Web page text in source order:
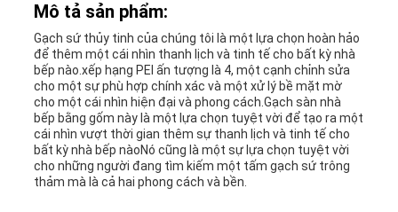
WEB
CHÍNH
SÁCH
BẢO
MẬT
Mô tả sản phẩm:
Gạch sứ thủy tinh của chúng tôi là một lựa chọn hoàn hảo
để thêm một cái nhìn thanh lịch và tinh tế cho bất kỳ nhà
bếp nào.xếp hạng PEI ấn tượng là 4, một cạnh chỉnh sửa
cho một sự phù hợp chính xác và một xử lý bề mặt mờ
cho một cái nhìn hiện đại và phong cách.Gạch sàn nhà
bếp bằng gốm này là một lựa chọn tuyệt vời để tạo ra một
cái nhìn vượt thời gian thêm sự thanh lịch và tinh tế cho
bất kỳ nhà bếp nàoNó cũng là một sự lựa chọn tuyệt vời
cho những người đang tìm kiếm một tấm gạch sứ trông
thảm mà là cả hai phong cách và bền.